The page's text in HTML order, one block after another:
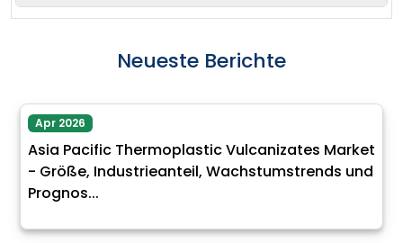
Neueste Berichte
Apr 2026
Asia Pacific Thermoplastic Vulcanizates Market
- Größe, Industrieanteil, Wachstumstrends und
Prognos...